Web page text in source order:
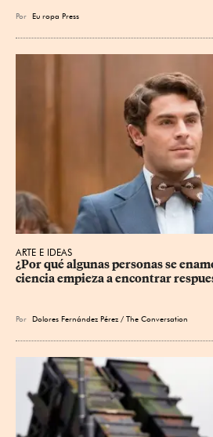
Por Eu ropa Press
ARTE E IDEAS
¿Por qué algunas personas se
ciencia empieza a encontrar
Por Dolores Fernández Pérez / The Conversation